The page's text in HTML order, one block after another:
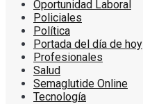
Oportunidad Laboral
Policiales
Política
Portada del día de hoy
Profesionales
Salud
Semaglutide Online
Tecnología